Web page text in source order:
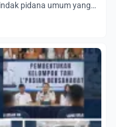
pidana umum yang